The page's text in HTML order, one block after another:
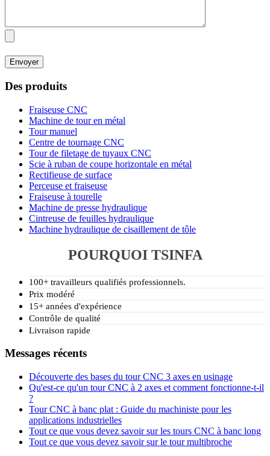
Des produits
Fraiseuse CNC
Machine de tour en métal
Tour manuel
Centre de tournage CNC
Tour de filetage de tuyaux CNC
Scie à ruban de coupe horizontale en métal
Rectifieuse de surface
Perceuse et fraiseuse
Fraiseuse à tourelle
Machine de presse hydraulique
Cintreuse de feuilles hydraulique
Machine hydraulique de cisaillement de tôle
POURQUOI TSINFA
100+ travailleurs qualifiés professionnels.
Prix modéré
15+ années d'expérience
Contrôle de qualité
Livraison rapide
Messages récents
Découverte des bases du tour CNC 3 axes en usinage
Qu'est-ce qu'un tour CNC à 2 axes et comment fonctionne-t-il
?
Tour CNC à banc plat : Guide du machiniste pour les
applications industrielles
Tout ce que vous devez savoir sur les tours CNC à banc long
Tout ce que vous devez savoir sur le tour multibroche